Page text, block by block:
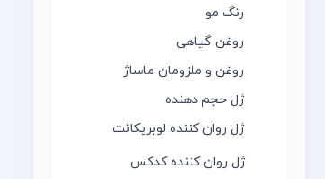
رنگ مو
روغن گیاهی
روغن و ملزومان ماساژ
ژل حجم دهنده
ژل روان کننده لوبریکانت
ژل روان کننده کدکس